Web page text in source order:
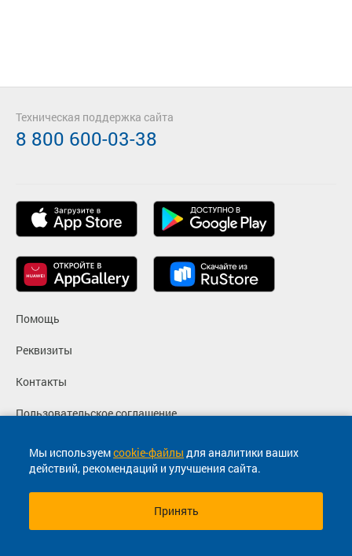
Мы используемcookie-файлы для аналитики ваших
действий, рекомендаций и улучшения сайта.
Принять
Помощь
Реквизиты
Контакты
Пользовательское соглашение
Политика конфиденциальности
Согласие на маркетинговые сообщения
Техническая поддержка сайта
8 800 600-03-38
© 2013-2026, ООО "Капитал"- Онлайн сервис продажи